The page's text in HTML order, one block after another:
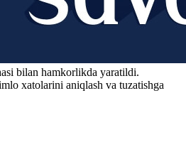
bilan hamkorlikda yaratildi.
xatolarini aniqlash va tuzatishga